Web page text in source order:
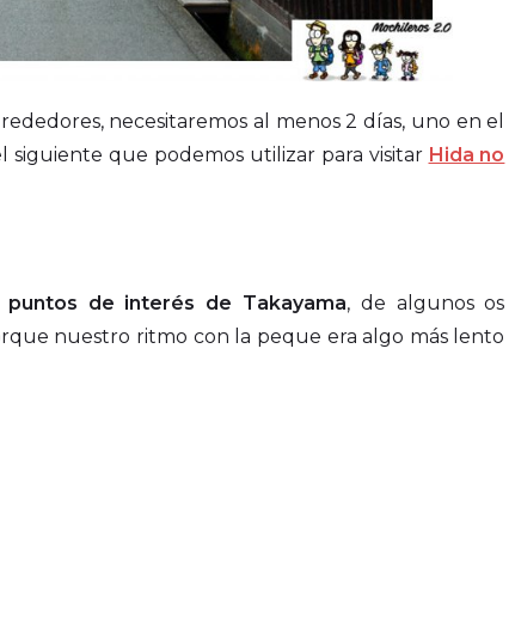
necesitaremos al menos 2 días, uno en el
siguiente que podemos utilizar para visitar Hida no
puntos de interés de Takayama, de algunos os
nuestro ritmo con la peque era algo más lento